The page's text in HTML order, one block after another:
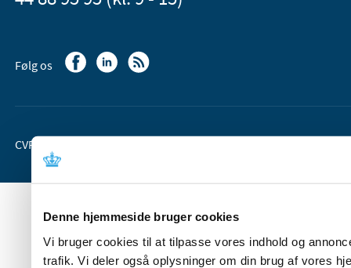
Denne hjemmeside bruger cookies
Vi bruger cookies til at tilpasse vores indhold og
trafik. Vi deler også oplysninger om din brug af vores
Følg os
CVR-nr. 37 05 24 85